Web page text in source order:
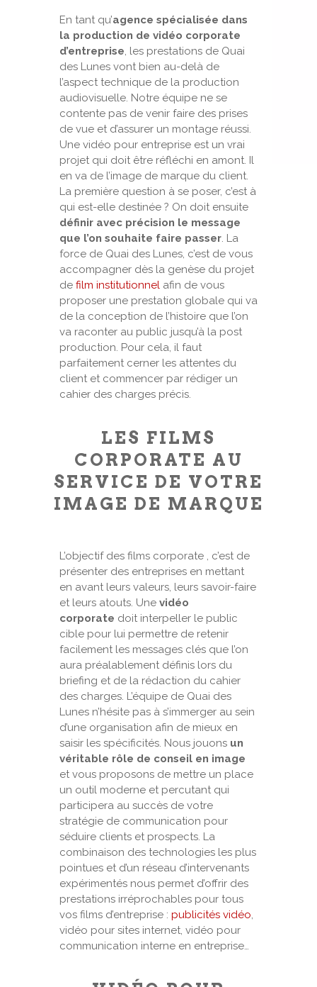
En tant qu’agence spécialisée dans
la production de vidéo corporate
d’entreprise, les prestations de Quai
des Lunes vont bien au-delà de
l’aspect technique de la production
audiovisuelle. Notre équipe ne se
contente pas de venir faire des prises
de vue et d’assurer un montage réussi.
Une vidéo pour entreprise est un vrai
projet qui doit être réfléchi en amont. Il
en va de l’image de marque du client.
La première question à se poser, c’est à
qui est-elle destinée ? On doit ensuite
définir avec précision le message
que l’on souhaite faire passer. La
force de Quai des Lunes, c’est de vous
accompagner dès la genèse du projet
de film institutionnel afin de vous
proposer une prestation globale qui va
de la conception de l’histoire que l’on
va raconter au public jusqu’à la post
production. Pour cela, il faut
parfaitement cerner les attentes du
client et commencer par rédiger un
cahier des charges précis.
LES FILMS
CORPORATE AU
SERVICE DE VOTRE
IMAGE DE MARQUE
L’objectif des films corporate , c’est de
présenter des entreprises en mettant
en avant leurs valeurs, leurs savoir-faire
et leurs atouts. Une vidéo
corporate doit interpeller le public
cible pour lui permettre de retenir
facilement les messages clés que l’on
aura préalablement définis lors du
briefing et de la rédaction du cahier
des charges. L’équipe de Quai des
Lunes n’hésite pas à s’immerger au sein
d’une organisation afin de mieux en
saisir les spécificités. Nous jouons un
véritable rôle de conseil en image
et vous proposons de mettre un place
un outil moderne et percutant qui
participera au succès de votre
stratégie de communication pour
séduire clients et prospects. La
combinaison des technologies les plus
pointues et d’un réseau d’intervenants
expérimentés nous permet d’offrir des
prestations irréprochables pour tous
vos films d’entreprise : publicités vidéo,
vidéo pour sites internet, vidéo pour
communication interne en entreprise…